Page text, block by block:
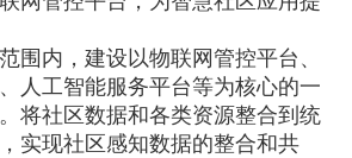
内，建设以物联网管控平台、
人工智能服务平台等为核心的一
将社区数据和各类资源整合到统
实现社区感知数据的整合和共